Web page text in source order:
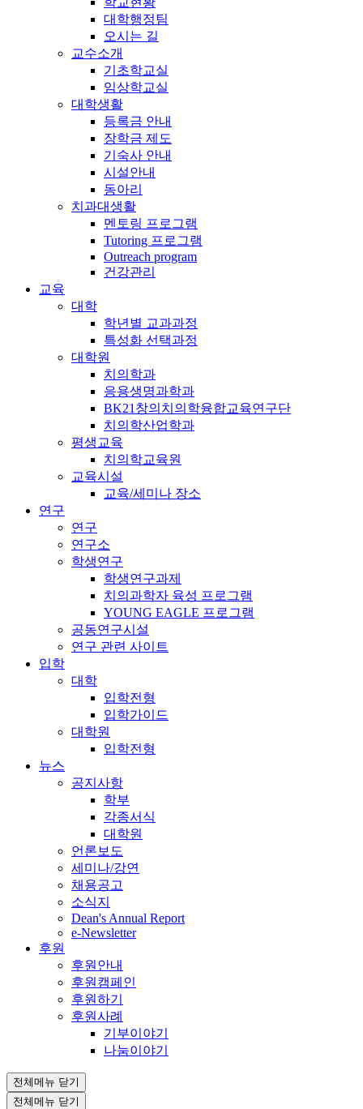
대학행정팀
오시는 길
교수소개
기초학교실
임상학교실
대학생활
등록금 안내
장학금 제도
기숙사 안내
시설안내
동아리
치과대생활
멘토링 프로그램
Tutoring 프로그램
Outreach program
건강관리
교육
대학
학년별 교과과정
특성화 선택과정
대학원
치의학과
응용생명과학과
BK21창의치의학융합교육연구단
치의학산업학과
평생교육
치의학교육원
교육시설
교육/세미나 장소
연구
연구
연구소
학생연구
학생연구과제
치의과학자 육성 프로그램
YOUNG EAGLE 프로그램
공동연구시설
연구 관련 사이트
입학
대학
입학전형
입학가이드
대학원
입학전형
뉴스
공지사항
학부
각종서식
대학원
언론보도
세미나/강연
채용공고
소식지
Dean's Annual Report
e-Newsletter
후원
후원안내
후원캠페인
후원하기
후원사례
기부이야기
나눔이야기
전체메뉴 닫기
전체메뉴 닫기